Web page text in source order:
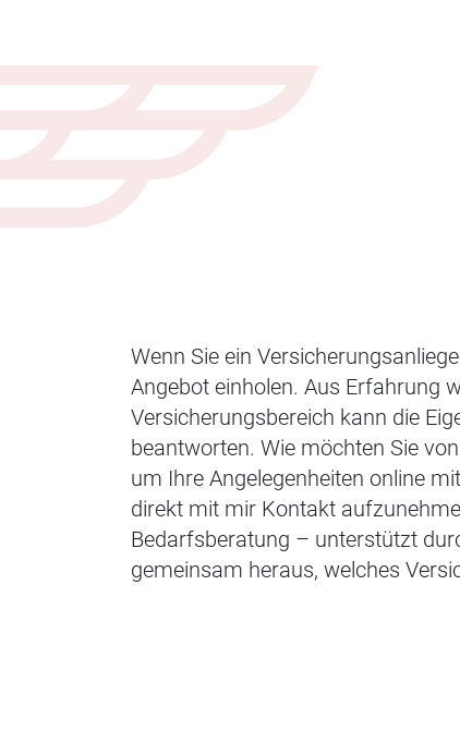
Wenn Sie ein
Angebot einholen. Aus Erfahrung
Versicherungsbereich kann die
beantworten. Wie möchten Sie
um Ihre Angelegenheiten online
direkt mit mir Kontakt
Bedarfsberatung – unterstützt
gemeinsam heraus, welches